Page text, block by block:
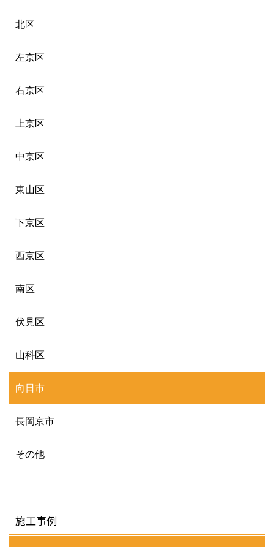
北区
左京区
右京区
上京区
中京区
東山区
下京区
西京区
南区
伏見区
山科区
向日市
長岡京市
その他
施工事例